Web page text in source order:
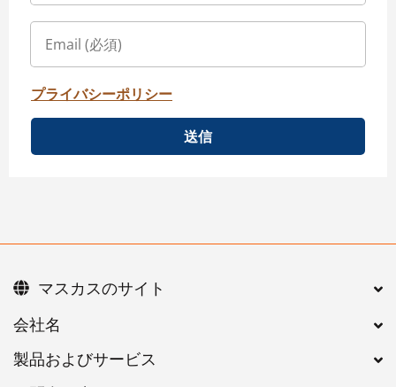
プライバシーポリシー
送信
会社名
製品およびサービス
マスカスのサイト